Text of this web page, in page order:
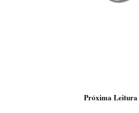
Próxima Leitura